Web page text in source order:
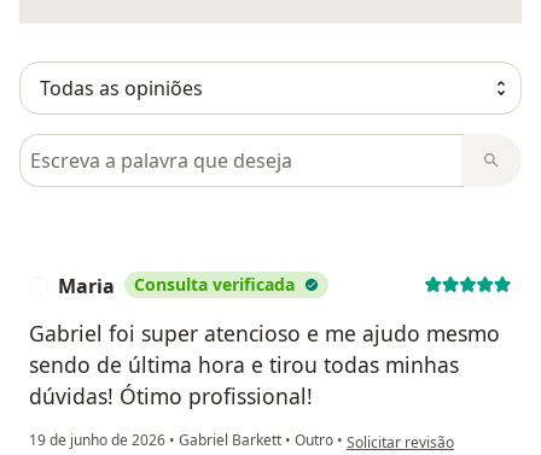
Pesquisar em opiniões
Maria Consulta verificada
Gabriel foi super atencioso e me ajudo mesmo
sendo de última hora e tirou todas minhas
dúvidas! Ótimo profissional!
19 de junho de 2026 • Gabriel Barkett • Outro • na opinião do utilizador
Solicitar revisão